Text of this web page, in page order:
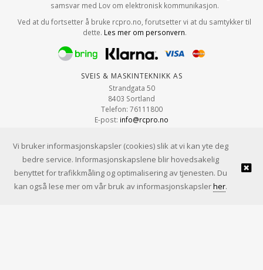
samsvar med Lov om elektronisk kommunikasjon.
Ved at du fortsetter å bruke rcpro.no, forutsetter vi at du samtykker til
dette. Les mer om personvern.
Sveis & Maskinteknikk AS
Strandgata 50
8403 Sortland
Telefon: 76111800
E-post: info@rcpro.no
© Sveis & Maskinteknikk AS |Design&implementasjon av Kréatif
Vi bruker informasjonskapsler (cookies) slik at vi kan yte deg
bedre service. Informasjonskapslene blir hovedsakelig
benyttet for trafikkmåling og optimalisering av tjenesten. Du
kan også lese mer om vår bruk av informasjonskapslerher.